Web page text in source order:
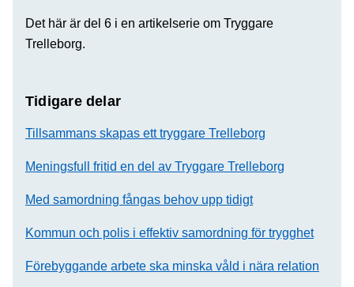
Det här är del 6 i en artikelserie om Tryggare
Trelleborg.
Tidigare delar
Tillsammans skapas ett tryggare Trelleborg
Meningsfull fritid en del av Tryggare Trelleborg
Med samordning fångas behov upp tidigt
Kommun och polis i effektiv samordning för trygghet
Förebyggande arbete ska minska våld i nära relation